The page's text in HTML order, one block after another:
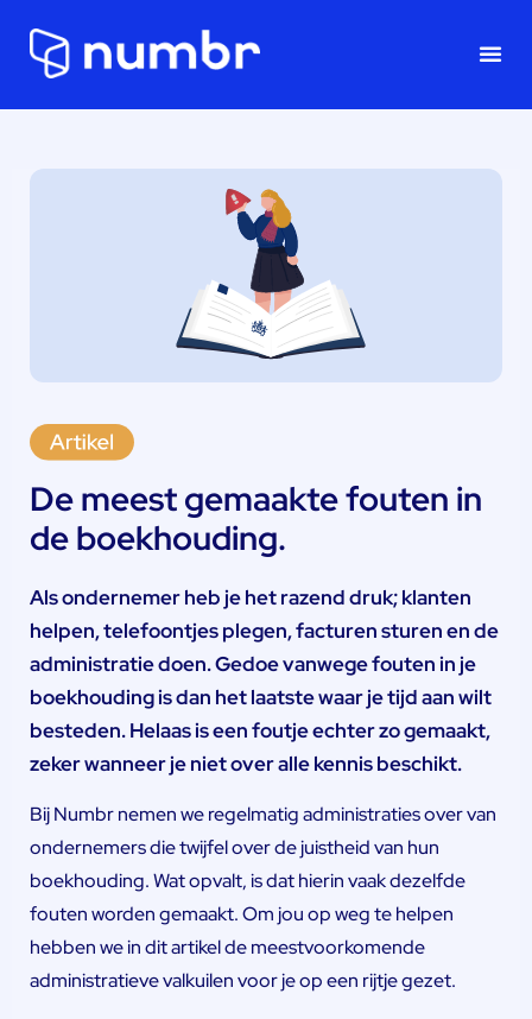
De meest gemaakte fouten in
de boekhouding.
Als ondernemer heb je het razend druk; klanten
helpen, telefoontjes plegen, facturen sturen en de
administratie doen. Gedoe vanwege fouten in je
boekhouding is dan het laatste waar je tijd aan wilt
besteden. Helaas is een foutje echter zo gemaakt,
zeker wanneer je niet over alle kennis beschikt.
Bij Numbr nemen we regelmatig administraties over van
ondernemers die twijfel over de juistheid van hun
boekhouding. Wat opvalt, is dat hierin vaak dezelfde
fouten worden gemaakt. Om jou op weg te helpen
hebben we in dit artikel de meestvoorkomende
administratieve valkuilen voor je op een rijtje gezet.